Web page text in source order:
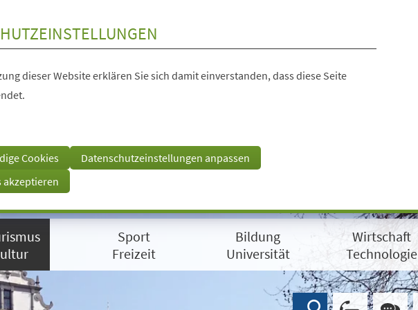
dieser Website erklären Sie sich damit einverstanden, dass diese Seite
Cookies
Datenschutzeinstellungen anpassen
akzeptieren
Sport
Freizeit
Bildung
Universität
Wirtschaft
Technologie